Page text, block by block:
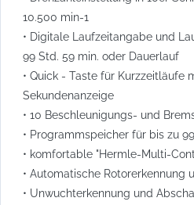
10.500 min-1
• Digitale Laufzeitangabe und
99 Std. 59 min. oder Dauerlauf
• Quick - Taste für Kurzzeitläufe
Sekundenanzeige
• 10 Beschleunigungs- und
• Programmspeicher für bis zu
• komfortable "Hermle-Multi-
• Automatische Rotorerkennung
• Unwuchterkennung und